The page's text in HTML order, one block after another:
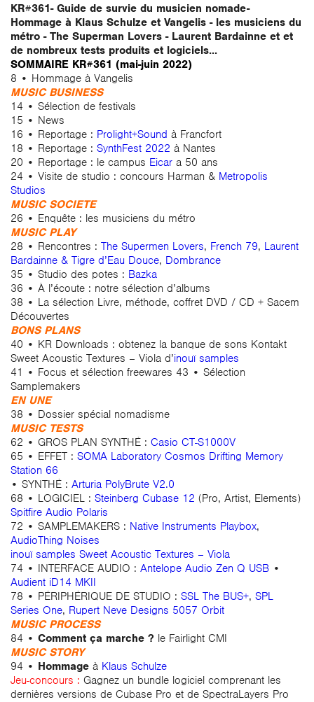
KR#361- Guide de survie du musicien nomade-
Hommage à Klaus Schulze et Vangelis - les musiciens du
métro - The Superman Lovers - Laurent Bardainne et et
de nombreux tests produits et logiciels...
SOMMAIRE KR#361 (mai-juin 2022)
8 • Hommage à Vangelis
MUSIC BUSINESS
14 • Sélection de festivals
15 • News
16 • Reportage : Prolight+Sound à Francfort
18 • Reportage : SynthFest 2022 à Nantes
20 • Reportage : le campus Eicar a 50 ans
24 • Visite de studio : concours Harman & Metropolis
Studios
MUSIC SOCIETE
26 • Enquête : les musiciens du métro
MUSIC PLAY
28 • Rencontres : The Supermen Lovers, French 79, Laurent
Bardainne & Tigre d’Eau Douce, Dombrance
35 • Studio des potes : Bazka
36 • À l’écoute : notre sélection d’albums
38 • La sélection Livre, méthode, coffret DVD / CD + Sacem
Découvertes
BONS PLANS
40 • KR Downloads : obtenez la banque de sons Kontakt
Sweet Acoustic Textures – Viola d’inouï samples
41 • Focus et sélection freewares 43 • Sélection
Samplemakers
EN UNE
38 • Dossier spécial nomadisme
MUSIC TESTS
62 • GROS PLAN SYNTHÉ : Casio CT-S1000V
65 • EFFET : SOMA Laboratory Cosmos Drifting Memory
Station 66
• SYNTHÉ : Arturia PolyBrute V2.0
68 • LOGICIEL : Steinberg Cubase 12 (Pro, Artist, Elements)
Spitfire Audio Polaris
72 • SAMPLEMAKERS : Native Instruments Playbox,
AudioThing Noises
inouï samples Sweet Acoustic Textures – Viola
74 • INTERFACE AUDIO : Antelope Audio Zen Q USB •
Audient iD14 MKII
78 • PÉRIPHÉRIQUE DE STUDIO : SSL The BUS+, SPL
Series One, Rupert Neve Designs 5057 Orbit
MUSIC PROCESS
84 • Comment ça marche ? le Fairlight CMI
MUSIC STORY
94 • Hommage à Klaus Schulze
Jeu-concours : Gagnez un bundle logiciel comprenant les
dernières versions de Cubase Pro et de SpectraLayers Pro